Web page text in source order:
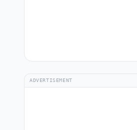
ADVERTISEMENT